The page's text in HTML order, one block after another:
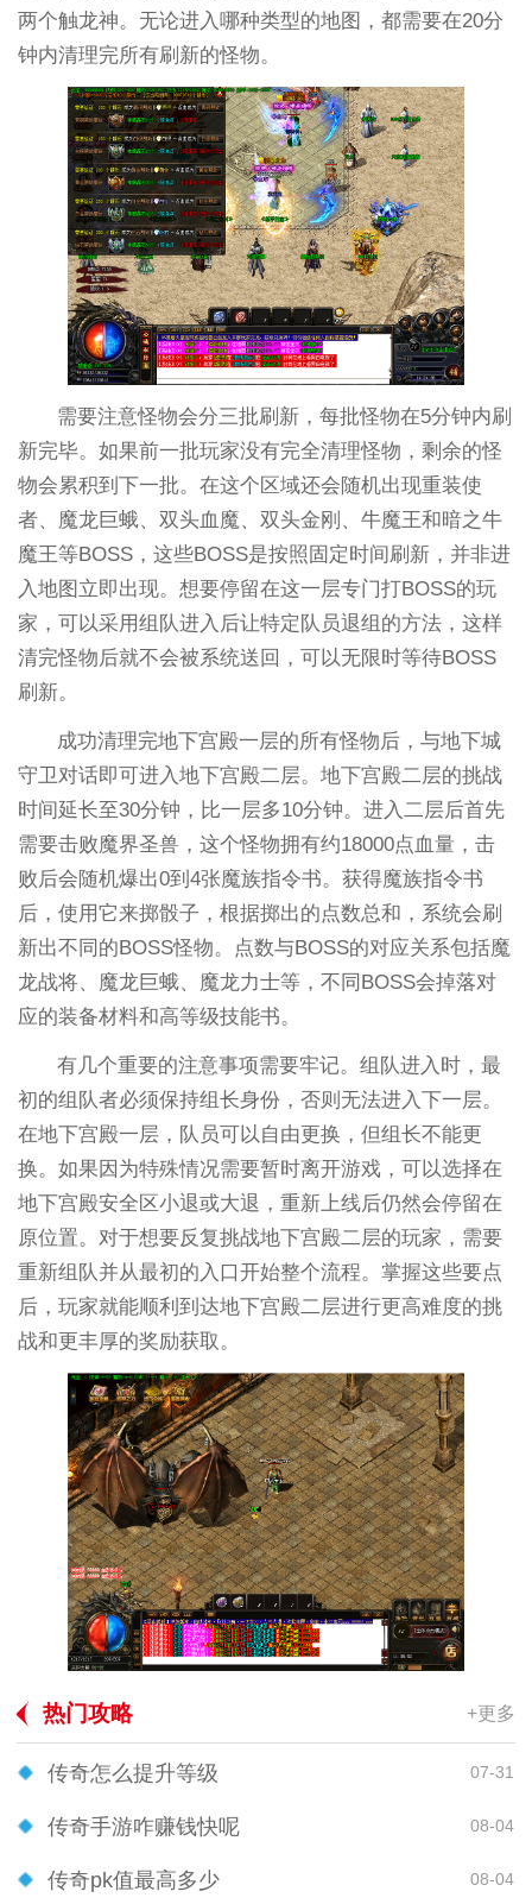
两个触龙神。无论进入哪种类型的地图，都需要在20分
钟内清理完所有刷新的怪物。
需要注意怪物会分三批刷新，每批怪物在5分钟内刷
新完毕。如果前一批玩家没有完全清理怪物，剩余的怪
物会累积到下一批。在这个区域还会随机出现重装使
者、魔龙巨蛾、双头血魔、双头金刚、牛魔王和暗之牛
魔王等BOSS，这些BOSS是按照固定时间刷新，并非进
入地图立即出现。想要停留在这一层专门打BOSS的玩
家，可以采用组队进入后让特定队员退组的方法，这样
清完怪物后就不会被系统送回，可以无限时等待BOSS
刷新。
成功清理完地下宫殿一层的所有怪物后，与地下城
守卫对话即可进入地下宫殿二层。地下宫殿二层的挑战
时间延长至30分钟，比一层多10分钟。进入二层后首先
需要击败魔界圣兽，这个怪物拥有约18000点血量，击
败后会随机爆出0到4张魔族指令书。获得魔族指令书
后，使用它来掷骰子，根据掷出的点数总和，系统会刷
新出不同的BOSS怪物。点数与BOSS的对应关系包括魔
龙战将、魔龙巨蛾、魔龙力士等，不同BOSS会掉落对
应的装备材料和高等级技能书。
有几个重要的注意事项需要牢记。组队进入时，最
初的组队者必须保持组长身份，否则无法进入下一层。
在地下宫殿一层，队员可以自由更换，但组长不能更
换。如果因为特殊情况需要暂时离开游戏，可以选择在
地下宫殿安全区小退或大退，重新上线后仍然会停留在
原位置。对于想要反复挑战地下宫殿二层的玩家，需要
重新组队并从最初的入口开始整个流程。掌握这些要点
后，玩家就能顺利到达地下宫殿二层进行更高难度的挑
战和更丰厚的奖励获取。
热门攻略 +更多
传奇怎么提升等级 07-31
传奇手游咋赚钱快呢 08-04
传奇pk值最高多少 08-04